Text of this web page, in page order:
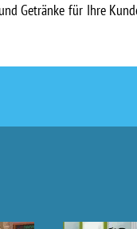
Getränke für Ihre